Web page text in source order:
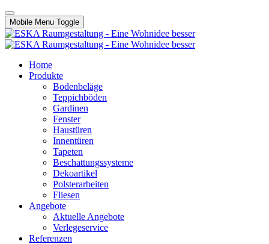
Mobile Menu Toggle
Home
Produkte
Bodenbeläge
Teppichböden
Gardinen
Fenster
Haustüren
Innentüren
Tapeten
Beschattungssysteme
Dekoartikel
Polsterarbeiten
Fliesen
Angebote
Aktuelle Angebote
Verlegeservice
Referenzen